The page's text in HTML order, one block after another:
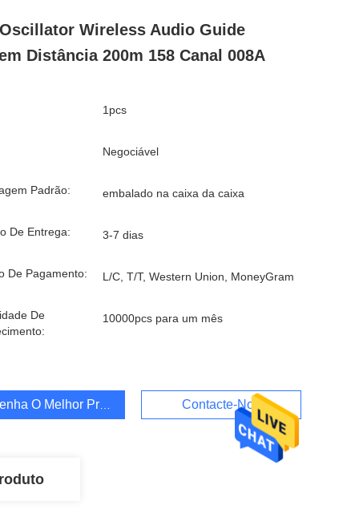
Wireless Audio Guide
Distância 200m 158 Canal 008A
1pcs
Negociável
Padrão: embalado na caixa da caixa
De Entrega: 3-7 dias
De Pagamento: L/C, T/T, Western Union, MoneyGram
De
10000pcs para um mês
O Melhor Preço Contacte-Nos